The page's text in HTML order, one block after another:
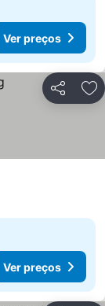
Ver preços
Partilhar
Ver preços